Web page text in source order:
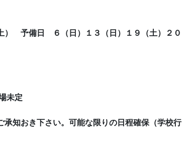
） 予備日 ６（日）１３（日）１９（土）２０
未定
知おき下さい。可能な限りの日程確保（学校行